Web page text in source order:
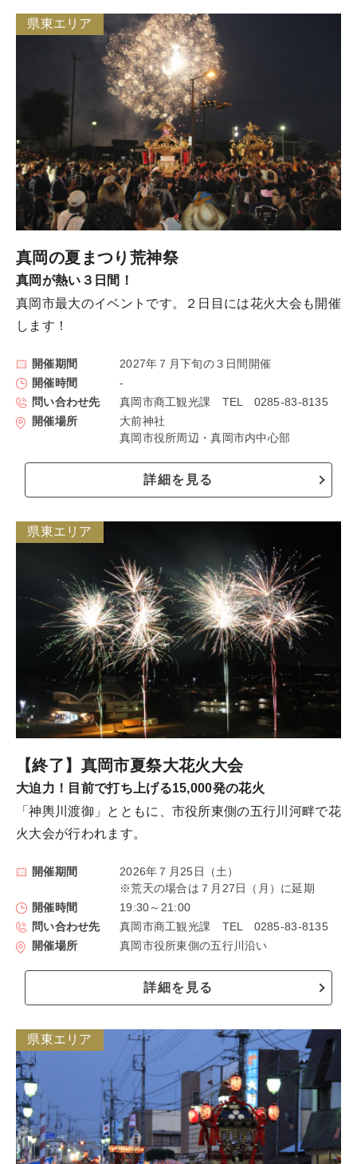
真岡の夏まつり荒神祭
県東エリア
真岡が熱い３日間！
真岡市最大のイベントです。２日目には花火大会も開催
します！
開催期間
2027年７月下旬の３日間開催
開催時間
-
問い合わせ先
真岡市商工観光課 TEL 0285-83-8135
開催場所
大前神社
真岡市役所周辺・真岡市内中心部
詳細を見る
【終了】真岡市夏祭大花火大会
県東エリア
大迫力！目前で打ち上げる15,000発の花火
「神輿川渡御」とともに、市役所東側の五行川河畔で花
火大会が行われます。
開催期間
2026年７月25日（土）
※荒天の場合は７月27日（月）に延期
開催時間
19:30～21:00
問い合わせ先
真岡市商工観光課 TEL 0285-83-8135
開催場所
真岡市役所東側の五行川沿い
詳細を見る
県東エリア